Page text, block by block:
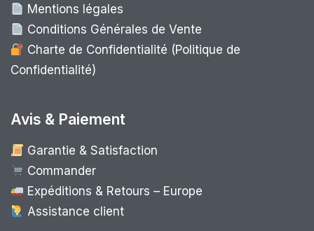
Mentions légales
Conditions Générales de Vente
Charte de Confidentialité (Politique de
Confidentialité)
Avis & Paiement
Garantie & Satisfaction
Commander
Expéditions & Retours – Europe
Assistance client